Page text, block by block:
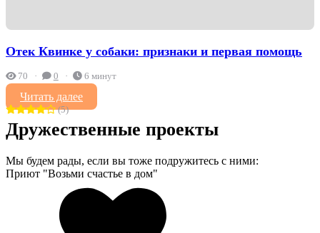
Отек Квинке у собаки: признаки и первая помощь
70 0 6 минут
Читать далее
(5)
Дружественные проекты
Мы будем рады, если вы тоже подружитесь с ними:
Приют "Возьми счастье в дом"